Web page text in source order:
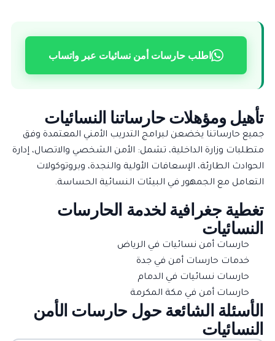
اطلب حارسات أمن نسائيات عبر واتساب
تأهيل ومؤهلات حارساتنا النسائيات
جميع حارساتنا يخضعن لبرامج التدريب الأمني المعتمدة وفق
متطلبات وزارة الداخلية، تشمل: الأمن الشخصي والاتصال، إدارة
الحوادث الطارئة، الإسعافات الأولية والنجدة، وبروتوكولات
التعامل مع الجمهور في البيئات النسائية الحساسة.
تغطية جغرافية لخدمة الحارسات
النسائيات
حارسات أمن نسائيات في الرياض
خدمات حارسات أمن في جدة
حارسات نسائيات في الدمام
حارسات أمن في مكة المكرمة
الأسئلة الشائعة حول حارسات الأمن
النسائيات